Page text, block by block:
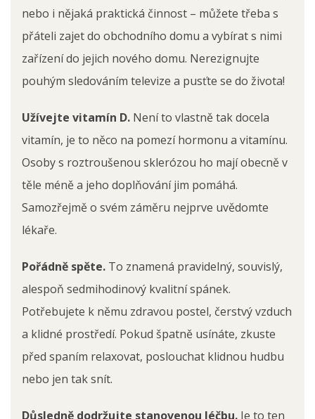
nebo i nějaká praktická činnost – můžete třeba s
přáteli zajet do obchodního domu a vybírat s nimi
zařízení do jejich nového domu. Nerezignujte
pouhým sledováním televize a pusťte se do života!
Užívejte vitamín D. Není to vlastně tak docela
vitamín, je to něco na pomezí hormonu a vitamínu.
Osoby s roztroušenou sklerózou ho mají obecně v
těle méně a jeho doplňování jim pomáhá.
Samozřejmě o svém záměru nejprve uvědomte
lékaře.
Pořádně spěte. To znamená pravidelný, souvislý,
alespoň sedmihodinový kvalitní spánek.
Potřebujete k němu zdravou postel, čerstvý vzduch
a klidné prostředí. Pokud špatně usínáte, zkuste
před spaním relaxovat, poslouchat klidnou hudbu
nebo jen tak snít.
Důsledně dodržujte stanovenou léčbu. Je to ten